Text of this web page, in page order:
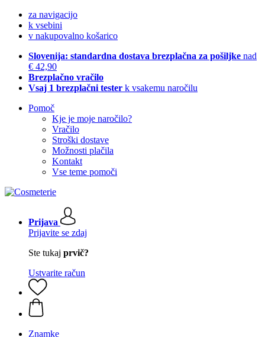
za navigacijo
k vsebini
v nakupovalno košarico
Slovenija: standardna dostava brezplačna za pošiljke nad
€ 42,90
Brezplačno vračilo
Vsaj 1 brezplačni tester k vsakemu naročilu
Pomoč
Kje je moje naročilo?
Vračilo
Stroški dostave
Možnosti plačila
Kontakt
Vse teme pomoči
Prijava
Prijavite se zdaj
Ste tukaj prvič?
Ustvarite račun
Znamke